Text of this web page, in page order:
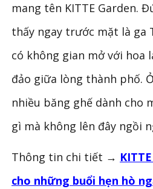
mang tên KITTE Garden.
thấy ngay trước mặt là ga
có không gian mở với hoa
đảo giữa lòng thành phố.
nhiều băng ghế dành cho
gì mà không lên đây ngồi
Thông tin chi tiết →
cho những buổi hẹn hò